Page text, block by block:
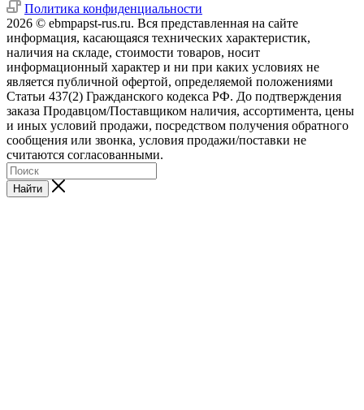
Политика конфиденциальности
2026 © ebmpapst-rus.ru. Вся представленная на сайте
информация, касающаяся технических характеристик,
наличия на складе, стоимости товаров, носит
информационный характер и ни при каких условиях не
является публичной офертой, определяемой положениями
Статьи 437(2) Гражданского кодекса РФ. До подтверждения
заказа Продавцом/Поставщиком наличия, ассортимента, цены
и иных условий продажи, посредством получения обратного
сообщения или звонка, условия продажи/поставки не
считаются согласованными.
Найти